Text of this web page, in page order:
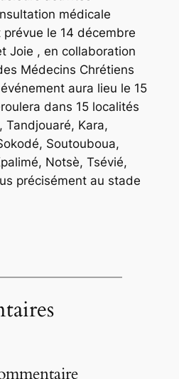
médicale
le 14 décembre
Joie , en collaboration
Médecins Chrétiens
aura lieu le 15
dans 15 localités
Tandjouaré, Kara,
Soutouboua,
Notsè, Tsévié,
précisément au stade